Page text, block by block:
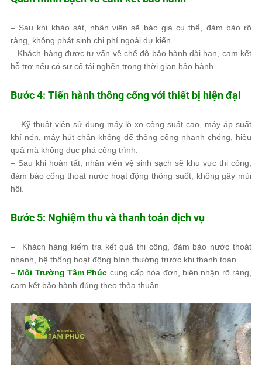
– Sau khi khảo sát, nhân viên sẽ báo giá cụ thể , đảm bảo rõ
ràng, không phát sinh chi phí ngoài dự kiến
– Khách hàng đượctư vấn về chế độ bảo hành dài hạn , cam kết
hỗ trợ nếu có sự cố tái nghẽn trong thời gian bảo hành.
Bước 4: Tiến hành thông cống với thiết bị hiện đại
– Kỹ thuật viên sử dụng máy lò xo công suất cao, máy áp suất
khí nén, máy hút chân không để thông cống nhanh chóng, hiệu
quả mà không đục phá công trình
– Sau khi hoàn tất, nhân viên vệ sinh sạch sẽ khu vực thi công
đảm bảo cống thoát nước hoạt độngthông suốt, không gây mùi
hôi
Bước 5: Nghiệm thu và thanh toán dịch vụ
– Khách hàng kiểm tra kết quả thi công , đảm bảo nước thoát
nhanh, hệ thống hoạt động bình thường trước khi thanh toán.
– Môi Trường Tâm Phúc cung cấp hóa đơn, biên nhận rõ ràng
cam kết bảo hành đúng theo thỏa thuận.